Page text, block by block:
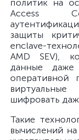
политик на
Access
защиты
enclave-
AMD SEV),
данные
оперативной
шифровать
Такие
вычислений на